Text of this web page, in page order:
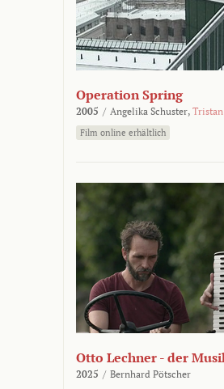
Operation Spring
2005 / Angelika Schuster,
Film online erhältlich
Otto Lechner - der
2025 / Bernhard Pötscher